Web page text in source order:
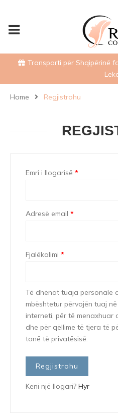
Transporti për Shqipërinë
Home Regjistrohu
Emri i llogarisë *
Adresë email *
Fjalëkalimi *
Të dhënat tuaja personale
mbështetur përvojën tuaj
interneti, për të menaxhuar
dhe për qëllime të tjera të
tonë të privatësisë.
Regjistrohu
Keni një llogari? Hyr